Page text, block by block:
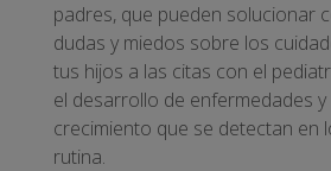
padres, que pueden solucionar
dudas y miedos sobre los
tus hijos a las citas con el
el desarrollo de enfermedades
crecimiento que se detectan en
rutina.